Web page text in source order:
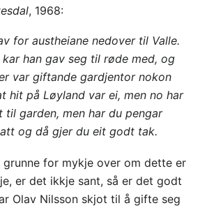
, 1968:
for austheiane nedover til Valle.
han gav seg til røde med, og
var giftande gardjentor nokon
hit på Løyland var ei, men no har
til garden, men har du pengar
og då gjer du eit godt tak.
for mykje over om dette er
er det ikkje sant, så er det godt
Olav Nilsson skjot til å gifte seg